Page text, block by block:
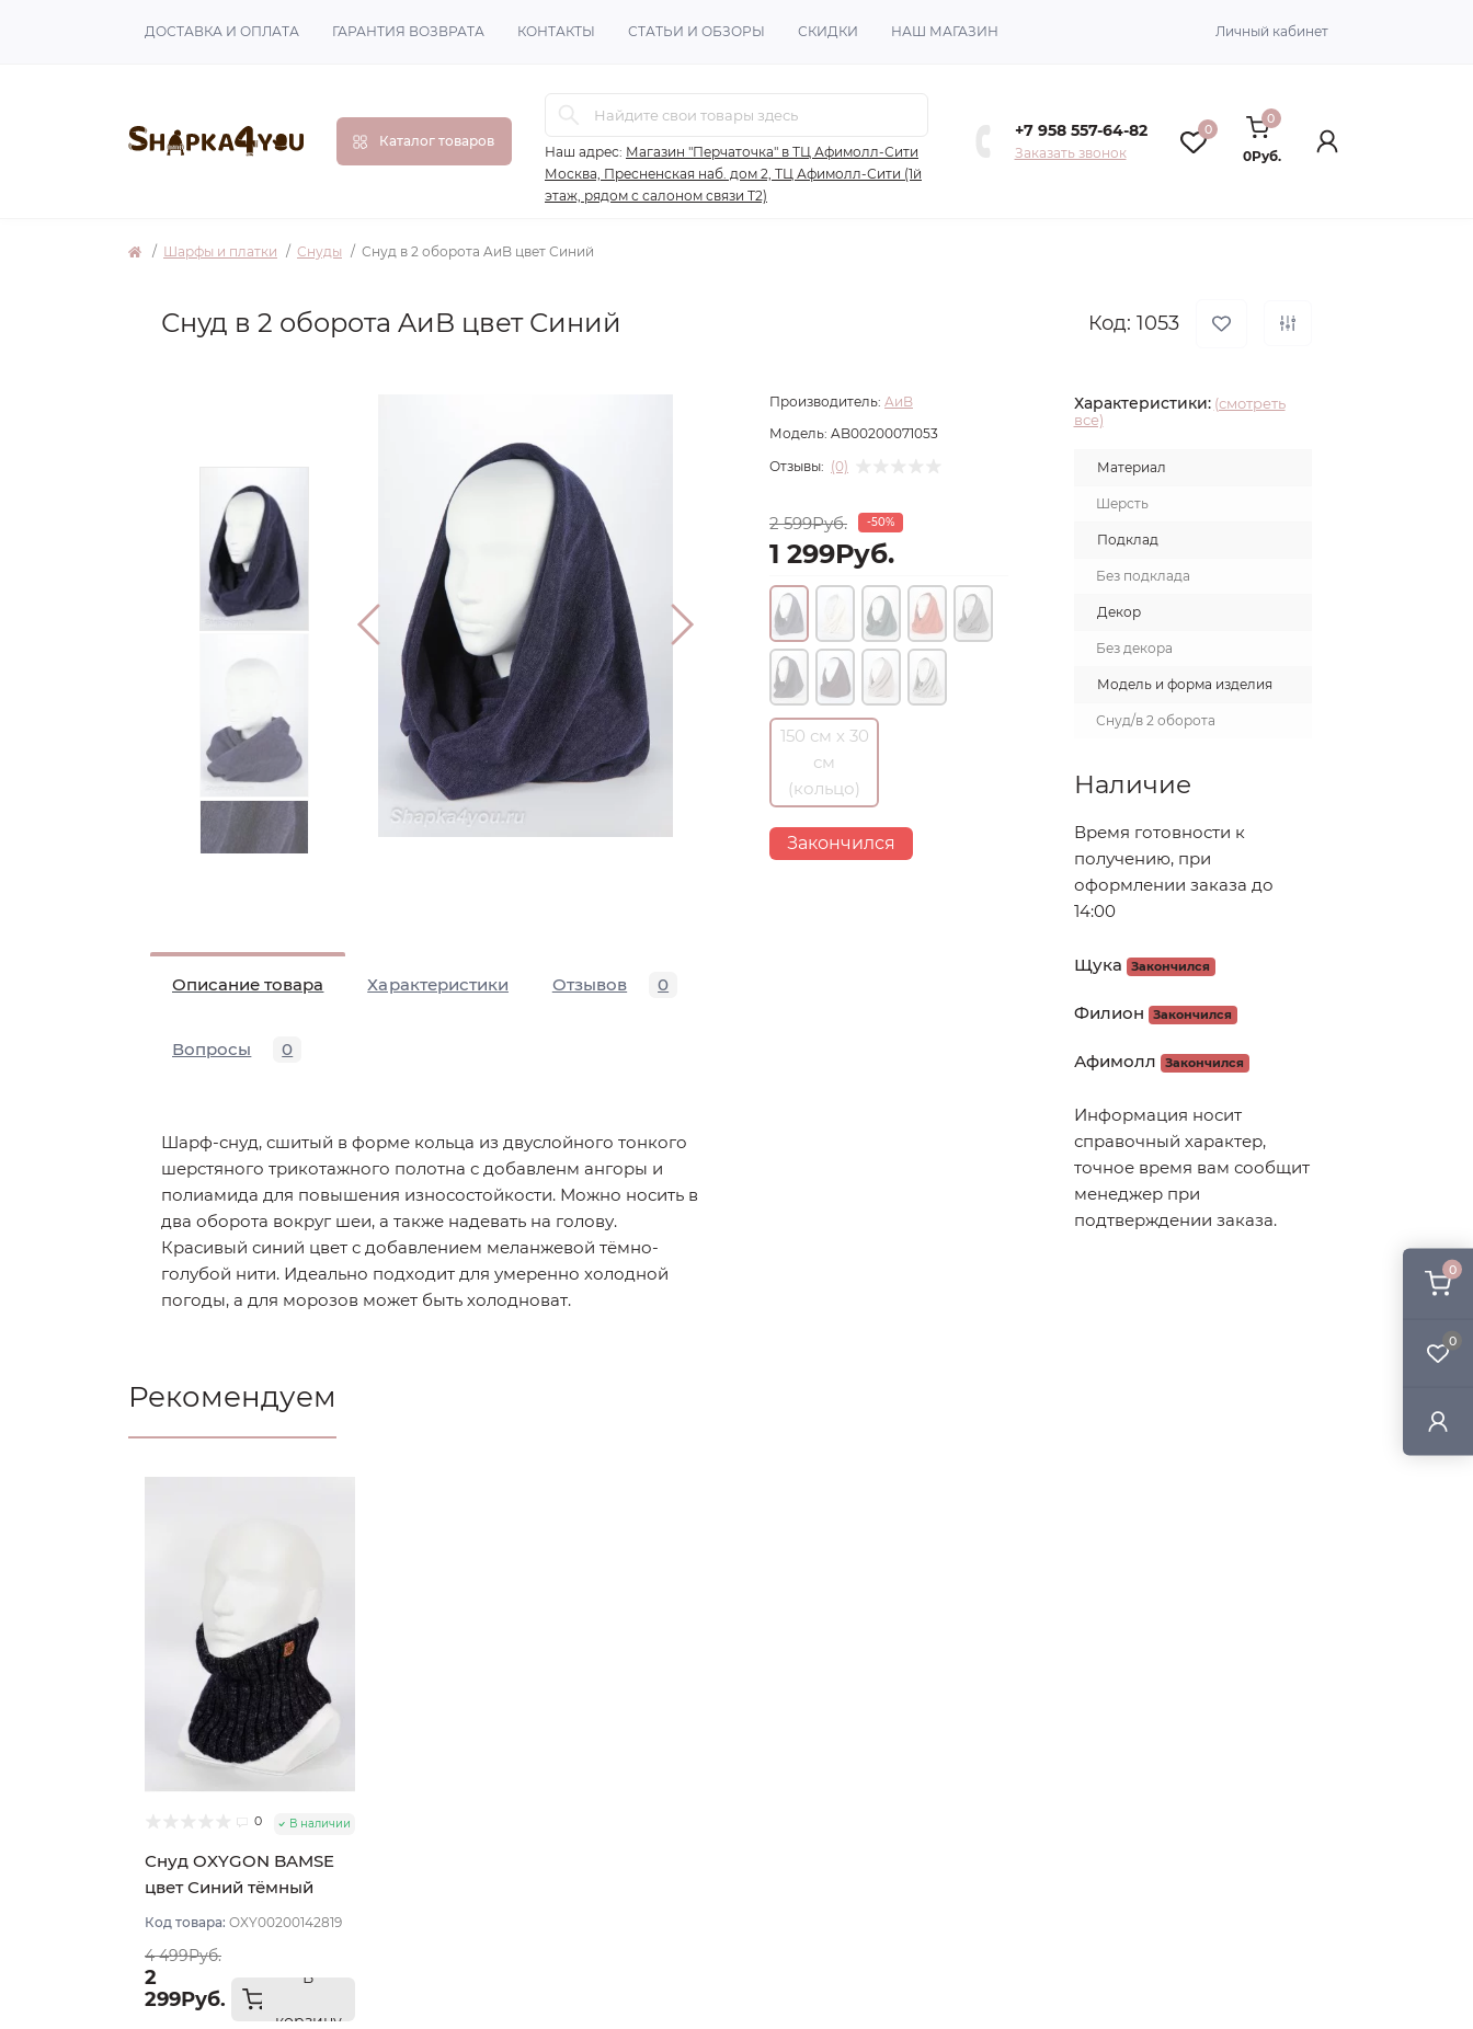
0
0
ДОСТАВКА И ОПЛАТА ГАРАНТИЯ ВОЗВРАТА КОНТАКТЫ СТАТЬИ И ОБЗОРЫ СКИДКИ НАШ МАГАЗИН Личный кабинет
Каталог товаров
Наш адрес: Магазин "Перчаточка" в ТЦ Афимолл-Сити
Москва, Пресненская наб. дом 2, ТЦ Афимолл-Сити (1й
этаж, рядом с салоном связи Т2)
+7 958 557-64-82
Заказать звонок
0
0
0Руб.
Шарфы и платки Снуды Снуд в 2 оборота AиB цвет Синий
Снуд в 2 оборота AиB цвет Синий Код: 1053
Описание товара Характеристики Отзывов 0
Вопросы 0
Шарф-снуд, сшитый в форме кольца из двуслойного тонкого
шерстяного трикотажного полотна с добавленм ангоры и
полиамида для повышения износостойкости. Можно носить в
два оборота вокруг шеи, а также надевать на голову.
Красивый синий цвет с добавлением меланжевой тёмно-
голубой нити. Идеально подходит для умеренно холодной
погоды, а для морозов может быть холодноват.
Производитель: AиB
Модель: AB00200071053
Отзывы: (0)
2 599Руб. -50%
1 299Руб.
150 см х 30
см
(кольцо)
Закончился
Характеристики: (смотреть
все)
Материал
Шерсть
Подклад
Без подклада
Декор
Без декора
Модель и форма изделия
Снуд/в 2 оборота
Наличие
Время готовности к
получению, при
оформлении заказа до
14:00
Щука Закончился
Филион Закончился
Афимолл Закончился
Информация носит
справочный характер,
точное время вам сообщит
менеджер при
подтверждении заказа.
Рекомендуем
0 В наличии
Снуд OXYGON BAMSE
цвет Синий тёмный
Код товара: OXY00200142819
4 499Руб.
2
299Руб.
В
корзину